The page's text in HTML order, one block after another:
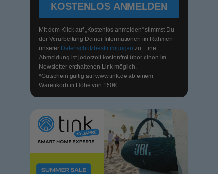
KOSTENLOS ANMELDEN
Mit dem Klick auf „Kostenlos anmelden“ stimmst Du
der Verarbeitung Deiner Informationen im Rahmen
unserer Datenschutzbestimmungen zu. Eine
Abmeldung ist jederzeit kostenfrei über einen im
Newsletter enthaltenen Link möglich.
*Gutschein gültig aufwww.tink.de ab einem
Warenkorb in Höhe von 150€